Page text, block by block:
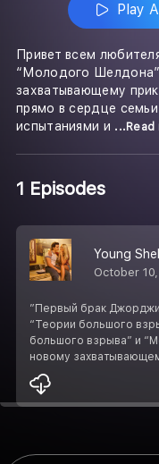
Play All
Привет всем
“Молодого
захватывающему
прямо в сердце
испытаниями и ...Read
1 Episodes
Young
October
”Первый брак
“Теории большого
большого взрыва” и
новому